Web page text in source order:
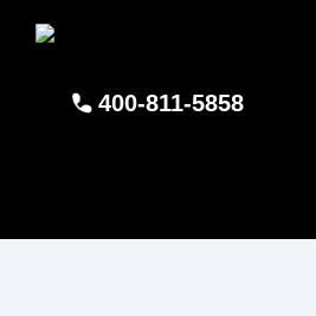
400-811-5858